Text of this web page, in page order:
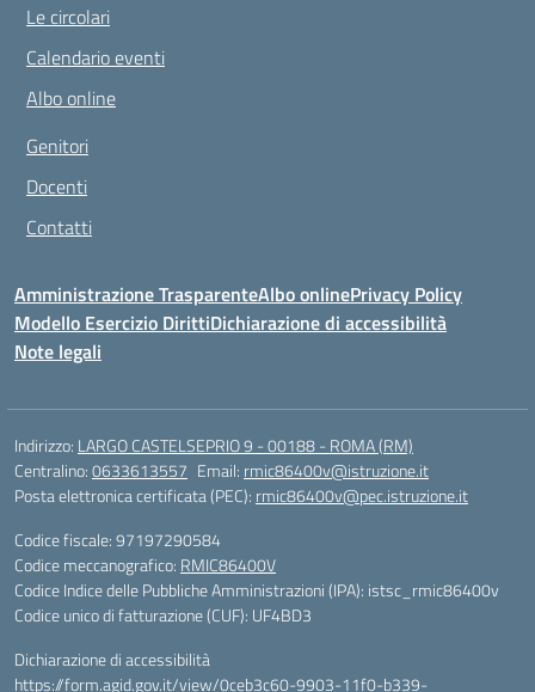
Le circolari
Calendario eventi
Albo online
Genitori
Docenti
Contatti
Amministrazione TrasparenteAlbo onlinePrivacy Policy
Modello Esercizio DirittiDichiarazione di accessibilità
Note legali
Indirizzo: LARGO CASTELSEPRIO 9 - 00188 - ROMA (RM)
Centralino:0633613557 Email: rmic86400v@istruzione.it
Posta elettronica certificata (PEC): rmic86400v@pec.istruzione.it
Codice fiscale: 97197290584
Codice meccanografico: RMIC86400V
Codice Indice delle Pubbliche Amministrazioni (IPA): istsc_rmic86400v
Codice unico di fatturazione (CUF): UF4BD3
Dichiarazione di accessibilità
https://form.agid.gov.it/view/0ceb3c60-9903-11f0-b339-